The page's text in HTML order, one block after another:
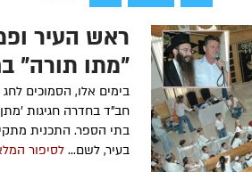
ראש העיר
"מתן תורה"
בימים אלו, הסמוכים
חב"ד בחדרה חגיגות 'מתן
בתי הספר. התכנית
בעיר, לשם... לסיפור